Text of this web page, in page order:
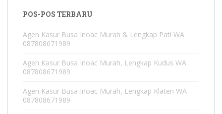
POS-POS TERBARU
Agen Kasur Busa Inoac Murah & Lengkap Pati WA
087808671989
Agen Kasur Busa Inoac Murah, Lengkap Kudus WA
087808671989
Agen Kasur Busa Inoac Murah, Lengkap Klaten WA
087808671989